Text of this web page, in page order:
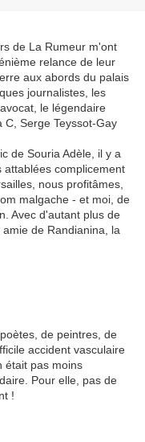
de La Rumeur m'ont
relance de leur
aux abords du palais
journalistes, les
le légendaire
Serge Teyssot-Gay
de Souria Adèle, il y a
complicement
nous profitâmes,
malgache - et moi, de
Avec d'autant plus de
de Randianina, la
de peintres, de
accident vasculaire
était pas moins
Pour elle, pas de
!